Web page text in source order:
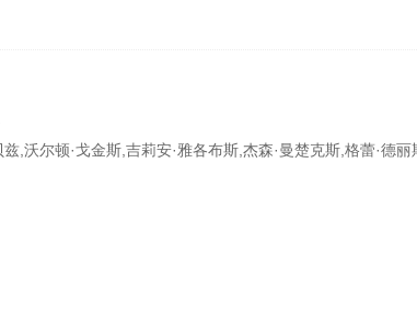
兹,沃尔顿·戈金斯,吉莉安·雅各布斯,杰森·曼楚克斯,格蕾·德丽